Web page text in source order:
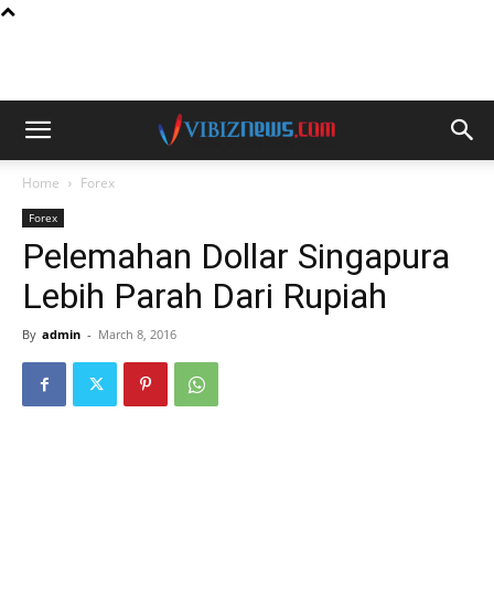
Home Forex
Forex
Pelemahan Dollar Singapura
Lebih Parah Dari Rupiah
By admin - March 8, 2016